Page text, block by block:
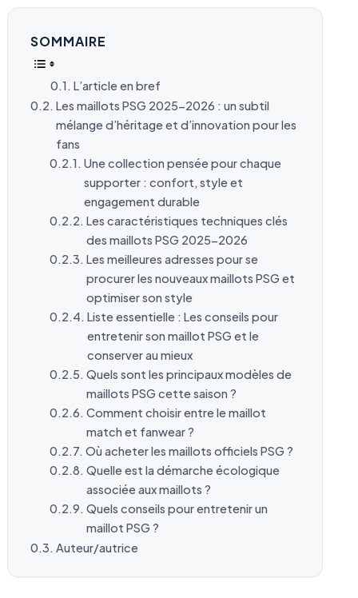
SOMMAIRE
L’article en bref
Les maillots PSG 2025-2026 : un subtil
mélange d’héritage et d’innovation pour les
fans
Une collection pensée pour chaque
supporter : confort, style et
engagement durable
Les caractéristiques techniques clés
des maillots PSG 2025-2026
Les meilleures adresses pour se
procurer les nouveaux maillots PSG et
optimiser son style
Liste essentielle : Les conseils pour
entretenir son maillot PSG et le
conserver au mieux
Quels sont les principaux modèles de
maillots PSG cette saison ?
Comment choisir entre le maillot
match et fanwear ?
Où acheter les maillots officiels PSG ?
Quelle est la démarche écologique
associée aux maillots ?
Quels conseils pour entretenir un
maillot PSG ?
Auteur/autrice